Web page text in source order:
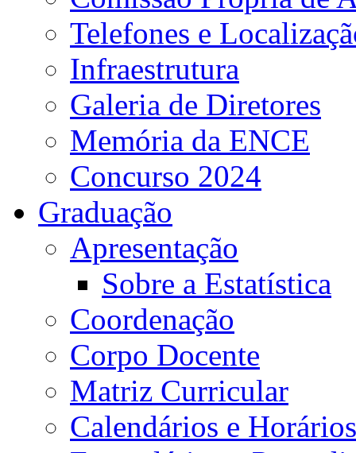
Telefones e
Infraestrutura
Galeria de Diretores
Memória da ENCE
Concurso 2024
Graduação
Apresentação
Sobre a Estatística
Coordenação
Corpo Docente
Matriz Curricular
Calendários e Horários